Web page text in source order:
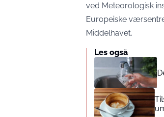
ved Meteorologisk
Europeiske
Middelhavet.
Les også